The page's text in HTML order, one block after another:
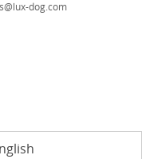
dog.com